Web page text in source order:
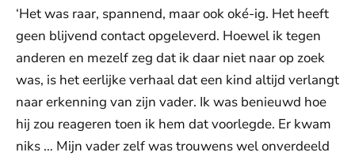
‘Het was raar, spannend, maar ook oké-ig. Het heeft
geen blijvend contact opgeleverd. Hoewel ik tegen
anderen en mezelf zeg dat ik daar niet naar op zoek
was, is het eerlijke verhaal dat een kind altijd verlangt
naar erkenning van zijn vader. Ik was benieuwd hoe
hij zou reageren toen ik hem dat voorlegde. Er kwam
niks … Mijn vader zelf was trouwens wel onverdeeld